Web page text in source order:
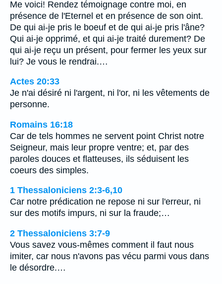
Me voici! Rendez témoignage contre moi, en
présence de l'Eternel et en présence de son oint.
De qui ai-je pris le boeuf et de qui ai-je pris l'âne?
Qui ai-je opprimé, et qui ai-je traité durement? De
qui ai-je reçu un présent, pour fermer les yeux sur
lui? Je vous le rendrai.…
Actes 20:33
Je n'ai désiré ni l'argent, ni l'or, ni les vêtements de
personne.
Romains 16:18
Car de tels hommes ne servent point Christ notre
Seigneur, mais leur propre ventre; et, par des
paroles douces et flatteuses, ils séduisent les
coeurs des simples.
1 Thessaloniciens 2:3-6,10
Car notre prédication ne repose ni sur l'erreur, ni
sur des motifs impurs, ni sur la fraude;…
2 Thessaloniciens 3:7-9
Vous savez vous-mêmes comment il faut nous
imiter, car nous n'avons pas vécu parmi vous dans
le désordre.…